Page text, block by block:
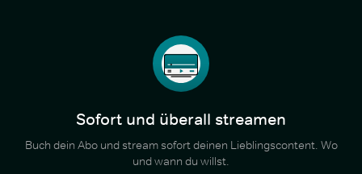
Sofort und überall streamen
Buch dein Abo und stream sofort deinen Lieblingscontent. Wo
und wann du willst.